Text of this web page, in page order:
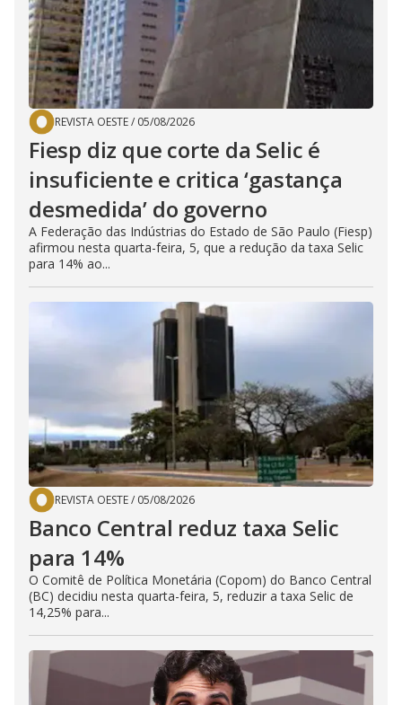
REVISTA OESTE/ 05/08/2026
Fiesp diz que corte da Selic é
insuficiente e critica ‘gastança
desmedida’ do governo
A Federação das Indústrias do Estado de São Paulo (Fiesp)
afirmou nesta quarta-feira, 5, que a redução da taxa Selic
para 14% ao...
REVISTA OESTE/ 05/08/2026
Banco Central reduz taxa Selic
para 14%
O Comitê de Política Monetária (Copom) do Banco Central
(BC) decidiu nesta quarta-feira, 5, reduzir a taxa Selic de
14,25% para...